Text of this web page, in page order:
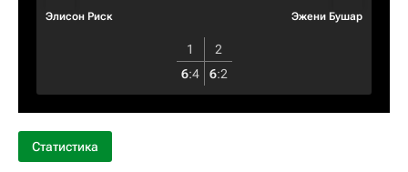
Элисон Риск Эжени Бушар
1
2
6:4 6:2
Статистика